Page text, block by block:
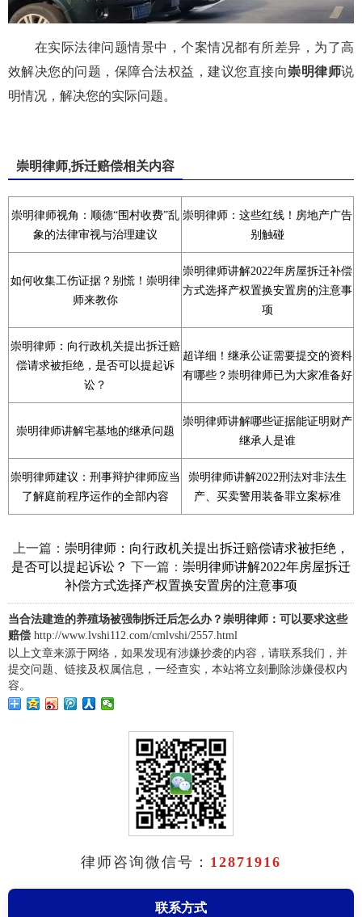
在实际法律问题情景中，个案情况都有所差异，为了高
效解决您的问题，保障合法权益，建议您直接向崇明律师说
明情况，解决您的实际问题。
崇明律师,拆迁赔偿相关内容
崇明律师视角：顺德“围村收费”乱
象的法律审视与治理建议
崇明律师：这些红线！房地产广告
别触碰
如何收集工伤证据？别慌！崇明律
师来教你
崇明律师讲解2022年房屋拆迁补偿
方式选择产权置换安置房的注意事
项
崇明律师：向行政机关提出拆迁赔
偿请求被拒绝，是否可以提起诉
讼？
超详细！继承公证需要提交的资料
有哪些？崇明律师已为大家准备好
崇明律师讲解宅基地的继承问题
崇明律师讲解哪些证据能证明财产
继承人是谁
崇明律师建议：刑事辩护律师应当
了解庭前程序运作的全部内容
崇明律师讲解2022刑法对非法生
产、买卖警用装备罪立案标准
上一篇： 崇明律师：向行政机关提出拆迁赔偿请求被拒绝，
是否可以提起诉讼？ 下一篇： 崇明律师讲解2022年房屋拆迁
补偿方式选择产权置换安置房的注意事项
当合法建造的养殖场被强制拆迁后怎么办？崇明律师：可以要求这些
赔偿 http://www.lvshi112.com/cmlvshi/2557.html
以上文章来源于网络，如果发现有涉嫌抄袭的内容，请联系我们，并
提交问题、链接及权属信息，一经查实，本站将立刻删除涉嫌侵权内
容。
律师咨询微信号： 12871916
联系方式